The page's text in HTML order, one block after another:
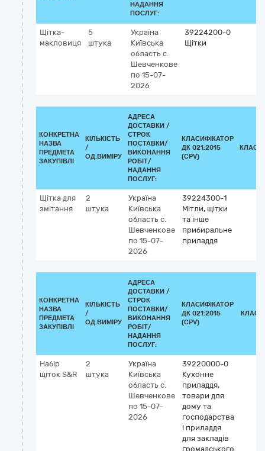
НАДАННЯ
ПОСЛУГ:
Щітка-
макловиця
5
штука
Україна
Київська
область с.
Шевченкове
по 15-07-
2026
39224200-0
Щітки
КОНКРЕТНА
НАЗВА
ПРЕДМЕТА
ЗАКУПІВЛІ
КІЛЬКІСТЬ
/
ОД.ВИМІРУ
АДРЕСА
ДОСТАВКИ /
СТРОК
ПОСТАВКИ/
ВИКОНАННЯ
РОБІТ/
НАДАННЯ
ПОСЛУГ:
КЛАСИФІКАТОР
ДК 021:2015
(CPV)
Щітка для
змітання
2
штука
Україна
Київська
область с.
Шевченкове
по 15-07-
2026
39224300-1
Мітли, щітки
та інше
прибиральне
приладдя
КОНКРЕТНА
НАЗВА
ПРЕДМЕТА
ЗАКУПІВЛІ
КІЛЬКІСТЬ
/
ОД.ВИМІРУ
АДРЕСА
ДОСТАВКИ /
СТРОК
ПОСТАВКИ/
ВИКОНАННЯ
РОБІТ/
НАДАННЯ
ПОСЛУГ:
КЛАСИФІКАТОР
ДК 021:2015
(CPV)
Набір
щіток S&R
2
штука
Україна
Київська
область с.
Шевченкове
по 15-07-
2026
39220000-0
Кухонне
приладдя,
товари для
дому та
господарства
і приладдя
для закладів
громадського